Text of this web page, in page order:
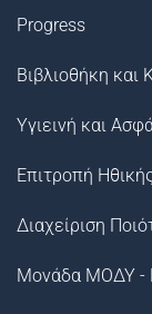
Progress
Βιβλιοθήκη
Υγιεινή και
Επιτροπή
Διαχείριση
Μονάδα ΜΟΔΥ -